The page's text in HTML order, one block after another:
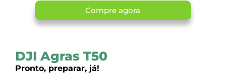
Compre agora
DJI Agras T50
Pronto, preparar, já!